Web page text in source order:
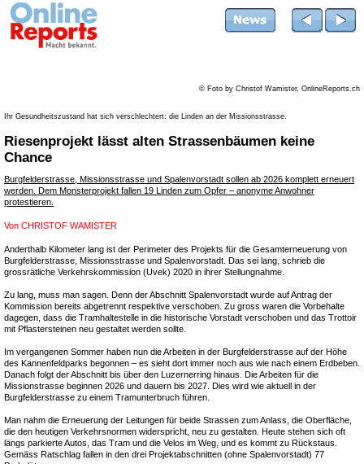
© Foto by Christof Wamister, OnlineReports.ch
Ihr Gesundheitszustand hat sich verschlechtert: die Linden an der Missionsstrasse.
Riesenprojekt lässt alten Strassenbäumen keine
Chance
Burgfelderstrasse, Missionsstrasse und Spalenvorstadt sollen ab 2026 komplett erneuert
werden. Dem Monsterprojekt fallen 19 Linden zum Opfer – anonyme Anwohner
protestieren.
Von CHRISTOF WAMISTER
Anderthalb Kilometer lang ist der Perimeter des Projekts für die Gesamterneuerung von
Burgfelderstrasse, Missionsstrasse und Spalenvorstadt. Das sei lang, schrieb die
grossrätliche Verkehrskommission (Uvek) 2020 in ihrer Stellungnahme.
Zu lang, muss man sagen. Denn der Abschnitt Spalenvorstadt wurde auf Antrag der
Kommission bereits abgetrennt respektive verschoben. Zu gross waren die Vorbehalte
dagegen, dass die Tramhaltestelle in die historische Vorstadt verschoben und das Trottoir
mit Pflastersteinen neu gestaltet werden sollte.
Im vergangenen Sommer haben nun die Arbeiten in der Burgfelderstrasse auf der Höhe
des Kannenfeldparks begonnen – es sieht dort immer noch aus wie nach einem Erdbeben.
Danach folgt der Abschnitt bis über den Luzernerring hinaus. Die Arbeiten für die
Missionstrasse beginnen 2026 und dauern bis 2027. Dies wird wie aktuell in der
Burgfelderstrasse zu einem Tramunterbruch führen.
Man nahm die Erneuerung der Leitungen für beide Strassen zum Anlass, die Oberfläche,
die den heutigen Verkehrsnormen widerspricht, neu zu gestalten. Heute stehen sich oft
längs parkierte Autos, das Tram und die Velos im Weg, und es kommt zu Rückstaus.
Gemäss Ratschlag fallen in den drei Projektabschnitten (ohne Spalenvorstadt) 77